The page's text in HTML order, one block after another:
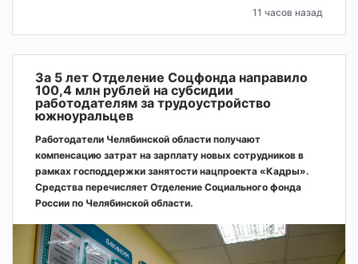
11 часов назад
За 5 лет Отделение Соцфонда направило
100,4 млн рублей на субсидии
работодателям за трудоустройство
южноуральцев
Работодатели Челябинской области получают
компенсацию затрат на зарплату новых сотрудников в
рамках господдержки занятости нацпроекта «Кадры».
Средства перечисляет Отделение Социального фонда
России по Челябинской области.